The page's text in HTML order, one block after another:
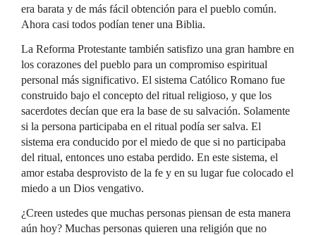
era barata y de más fácil obtención para el pueblo común.
Ahora casi todos podían tener una Biblia.
La Reforma Protestante también satisfizo una gran hambre en
los corazones del pueblo para un compromiso espiritual
personal más significativo. El sistema Católico Romano fue
construido bajo el concepto del ritual religioso, y que los
sacerdotes decían que era la base de su salvación. Solamente
si la persona participaba en el ritual podía ser salva. El
sistema era conducido por el miedo de que si no participaba
del ritual, entonces uno estaba perdido. En este sistema, el
amor estaba desprovisto de la fe y en su lugar fue colocado el
miedo a un Dios vengativo.
¿Creen ustedes que muchas personas piensan de esta manera
aún hoy? Muchas personas quieren una religión que no